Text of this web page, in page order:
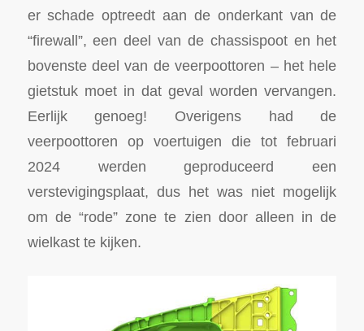
er schade optreedt aan de onderkant van de
“firewall”, een deel van de chassispoot en het
bovenste deel van de veerpoottoren – het hele
gietstuk moet in dat geval worden vervangen.
Eerlijk genoeg! Overigens had de
veerpoottoren op voertuigen die tot februari
2024 werden geproduceerd een
verstevigingsplaat, dus het was niet mogelijk
om de “rode” zone te zien door alleen in de
wielkast te kijken.